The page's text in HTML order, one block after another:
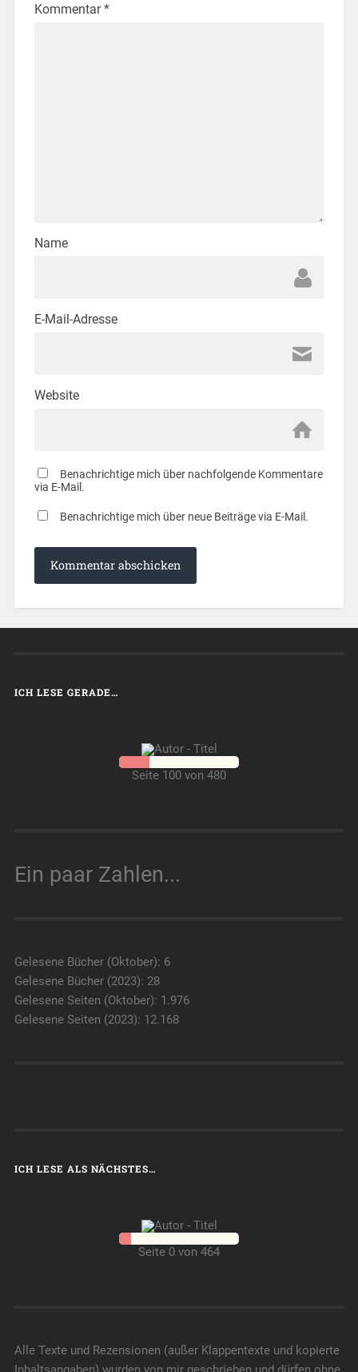
Kommentar*
Name
E-Mail-Adresse
Website
Benachrichtige mich über nachfolgende Kommentare
via E-Mail.
Benachrichtige mich über neue Beiträge via E-Mail.
ICH LESE GERADE…
Seite 100 von 480
Ein paar Zahlen...
Gelesene Bücher (Oktober): 6
Gelesene Bücher (2023): 28
Gelesene Seiten (Oktober): 1.976
Gelesene Seiten (2023): 12.168
ICH LESE ALS NÄCHSTES…
Seite 0 von 464
Alle Texte und Rezensionen (außer Klappentexte und kopierte